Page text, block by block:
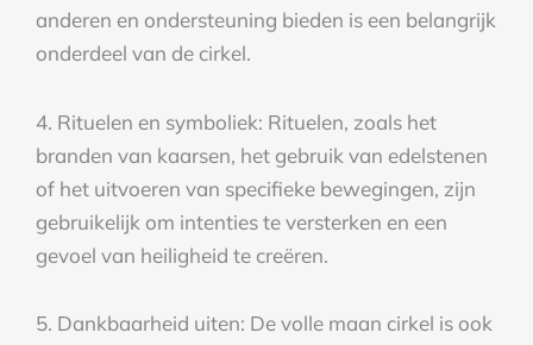
anderen en ondersteuning bieden is een belangrijk
onderdeel van de cirkel.
4. Rituelen en symboliek: Rituelen, zoals het
branden van kaarsen, het gebruik van edelstenen
of het uitvoeren van specifieke bewegingen, zijn
gebruikelijk om intenties te versterken en een
gevoel van heiligheid te creëren.
5. Dankbaarheid uiten: De volle maan cirkel is ook